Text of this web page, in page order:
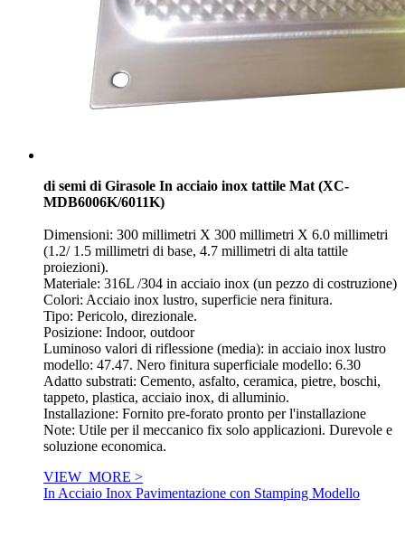
di semi di Girasole In acciaio inox tattile Mat (XC-
MDB6006K/6011K)
Dimensioni: 300 millimetri X 300 millimetri X 6.0 millimetri
(1.2/ 1.5 millimetri di base, 4.7 millimetri di alta tattile
proiezioni).
Materiale: 316L /304 in acciaio inox (un pezzo di costruzione)
Colori: Acciaio inox lustro, superficie nera finitura.
Tipo: Pericolo, direzionale.
Posizione: Indoor, outdoor
Luminoso valori di riflessione (media): in acciaio inox lustro
modello: 47.47. Nero finitura superficiale modello: 6.30
Adatto substrati: Cemento, asfalto, ceramica, pietre, boschi,
tappeto, plastica, acciaio inox, di alluminio.
Installazione: Fornito pre-forato pronto per l'installazione
Note: Utile per il meccanico fix solo applicazioni. Durevole e
soluzione economica.
VIEW_MORE >
In Acciaio Inox Pavimentazione con Stamping Modello